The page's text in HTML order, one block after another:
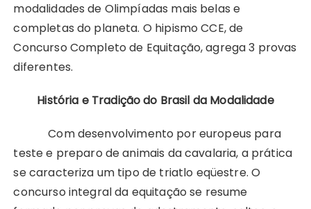
modalidades de Olimpíadas mais belas e
completas do planeta. O hipismo CCE, de
Concurso Completo de Equitação, agrega 3 provas
diferentes.
História e Tradição do Brasil da Modalidade
Com desenvolvimento por europeus para
teste e preparo de animais da cavalaria, a prática
se caracteriza um tipo de triatlo eqüestre. O
concurso integral da equitação se resume